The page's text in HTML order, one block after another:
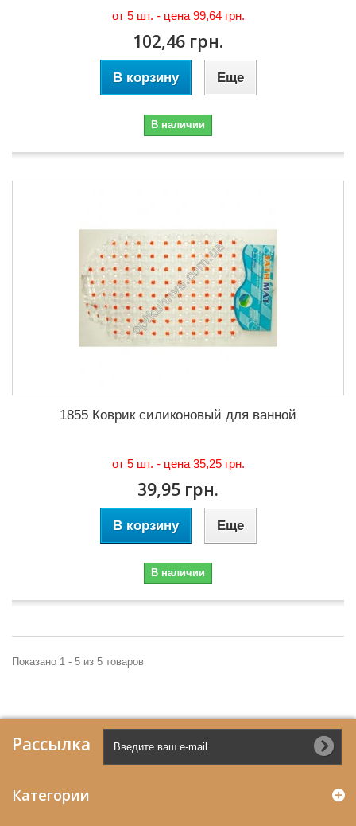
от 5 шт. - цена 99,64 грн.
102,46 грн.
В корзину Еще
В наличии
1855 Коврик силиконовый для ванной
от 5 шт. - цена 35,25 грн.
39,95 грн.
В корзину Еще
В наличии
Показано 1 - 5 из 5 товаров
Рассылка
Категории